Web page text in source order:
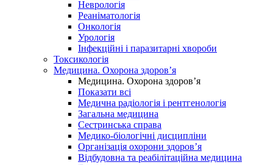
Неврологія
Реаніматологія
Онкологія
Урологія
Інфекційні і паразитарні хвороби
Токсикологія
Медицина. Охорона здоров’я
Медицина. Охорона здоров’я
Показати всі
Медична радіологія і рентгенологія
Загальна медицина
Сестринська справа
Медико-біологічні дисципліни
Організація охорони здоров’я
Відбудовна та реабілітаційна медицина